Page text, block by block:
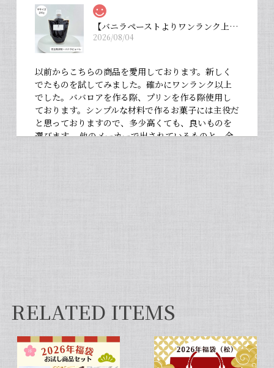
【バニラペーストよりワンランク上の天然の香り】【揮発成分が無いため加熱しても香りが揮発しない優れもの！】完全無添加・バニラピューレ（内容量：中サイズ 200 g）
2026/08/04
以前からこちらの商品を愛用しております。新しく
でたものを試してみました。確かにワンランク以上
でした。ババロアを作る際、プリンを作る際使用し
ております。シンプルな材料で作るお菓子には主役だ
と思っておりますので、多少高くても、良いものを
選びます。 他のメーカーで出されているものと、全
セット タヒチ種 + ブルボン種 10本 サイズだけ訳あり バニラビーンズ VANILLA VILLAGE
2026/01/28
RELATED ITEMS